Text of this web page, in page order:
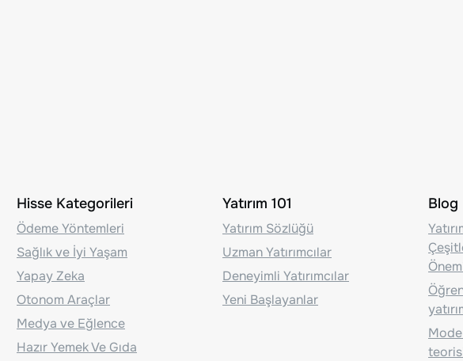
Hisse Kategorileri
Ödeme Yöntemleri
Sağlık ve İyi Yaşam
Yapay Zeka
Otonom Araçlar
Medya ve Eğlence
Hazır Yemek Ve Gıda
Yatırım 101
Yatırım Sözlüğü
Uzman Yatırımcılar
Deneyimli Yatırımcılar
Yeni Başlayanlar
Blog